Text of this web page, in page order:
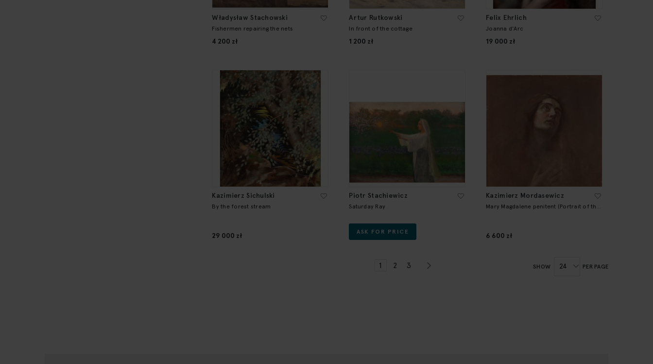
Władysław Stachowski
Fishermen repairing the nets
4 200 zł
Artur Rutkowski
In front of the cottage
1 200 zł
Felix Ehrlich
Joanna d'Arc
19 000 zł
Kazimierz Sichulski
By the forest stream
29 000 zł
Piotr Stachiewicz
Saturday Ray
ASK FOR PRICE
Kazimierz Mordasewicz
Mary Magdalene penitent (Portrait of the
6 600 zł
Page
You're currently reading page
1 Page
2 Page
3 SHOW PER PAGE